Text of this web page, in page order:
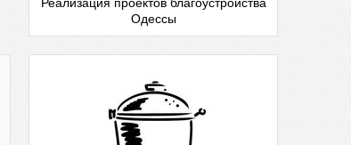
Одессы